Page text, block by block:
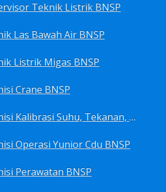
Teknik Listrik BNSP
Las Bawah Air BNSP
Listrik Migas BNSP
Crane BNSP
Sertifikasi Teknisi Kalibrasi Suhu, Tekanan, Densitas, Volume BNSP
Operasi Yunior Cdu BNSP
Perawatan BNSP